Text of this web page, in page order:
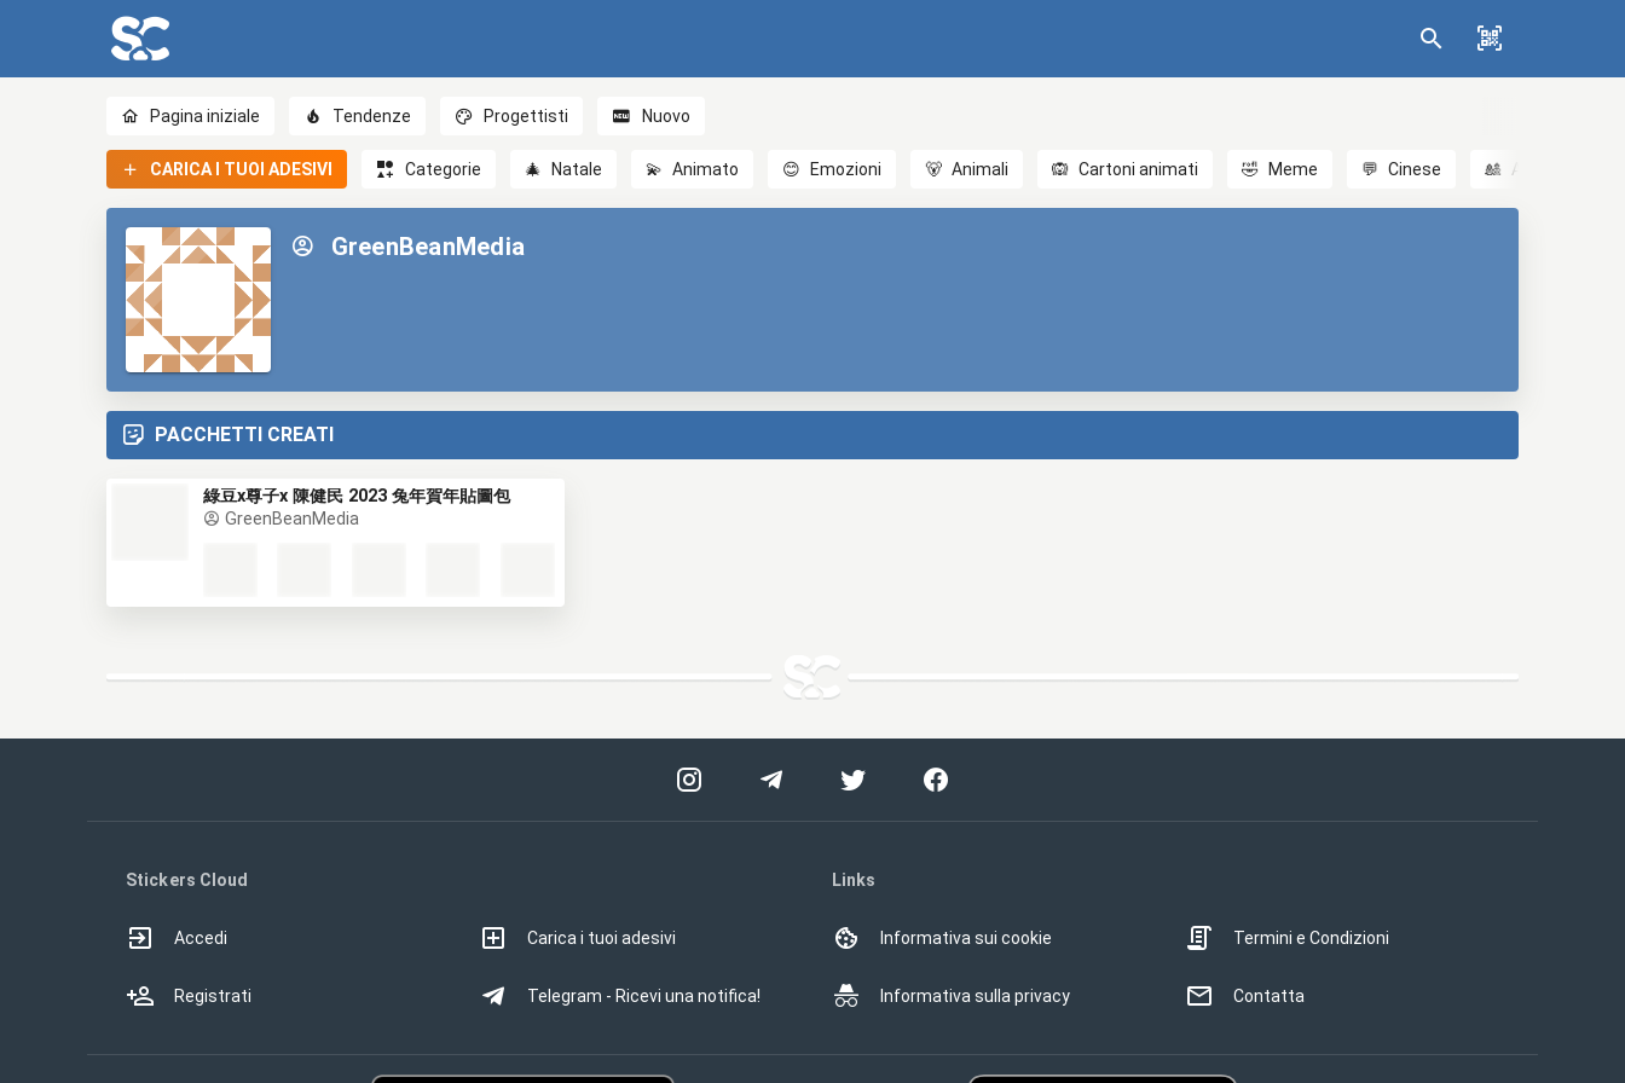
Pagina iniziale Tendenze Progettisti Nuovo
CARICA I TUOI ADESIVI Categorie 🎄 Natale 💫 Animato 😊 Emozioni 🐻 Animali 🙉 Cartoni animati 🤣 Meme 💬 Cinese 🎎 Anime
GreenBeanMedia
PACCHETTI CREATI
綠豆x尊子x 陳健民 2023 兔年賀年貼圖包
GreenBeanMedia
Stickers Cloud
Accedi
Registrati
Carica i tuoi adesivi
Telegram - Ricevi una notifica!
Links
Informativa sui cookie
Informativa sulla privacy
Termini e Condizioni
Contatta